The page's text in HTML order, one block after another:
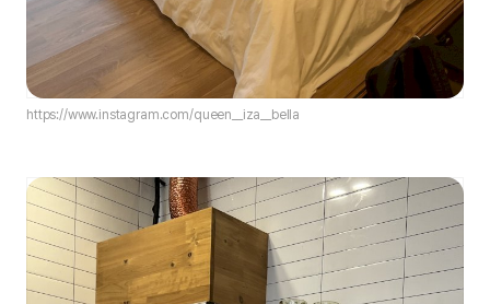
https://www.instagram.com/queen__iza__bella